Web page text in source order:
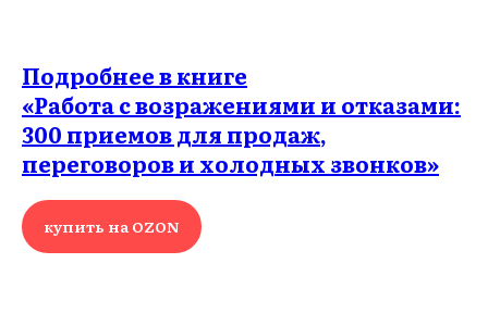
Подробнее в книге
«Работа с возражениями и отказами:
300 приемов для продаж,
переговоров и холодных звонков»
купить на OZON